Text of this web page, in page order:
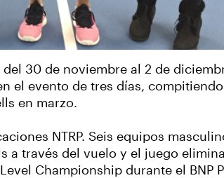
30 de noviembre al 2 de
evento de tres días,
en marzo.
NTRP. Seis equipos
través del vuelo y el juego
Championship durante el BNP